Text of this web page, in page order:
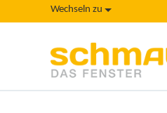
Wechseln zu